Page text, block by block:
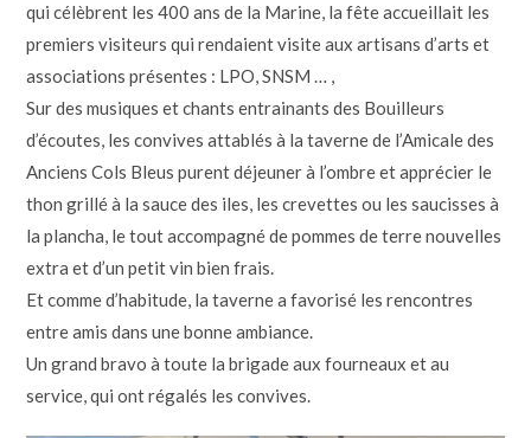
qui célèbrent les 400 ans de la Marine, la fête accueillait les
premiers visiteurs qui rendaient visite aux artisans d’arts et
associations présentes : LPO, SNSM … ,
Sur des musiques et chants entrainants des Bouilleurs
d’écoutes, les convives attablés à la taverne de l’Amicale des
Anciens Cols Bleus purent déjeuner à l’ombre et apprécier le
thon grillé à la sauce des iles, les crevettes ou les saucisses à
la plancha, le tout accompagné de pommes de terre nouvelles
extra et d’un petit vin bien frais.
Et comme d’habitude, la taverne a favorisé les rencontres
entre amis dans une bonne ambiance.
Un grand bravo à toute la brigade aux fourneaux et au
service, qui ont régalés les convives.